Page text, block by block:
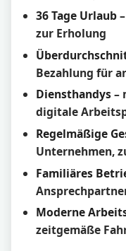
36 Tage Urlaub
zur Erholung
Bezahlung für
Diensthandys–
digitale
Regelmäßige
Unternehmen,
Familiäres
Moderne
zeitgemäße